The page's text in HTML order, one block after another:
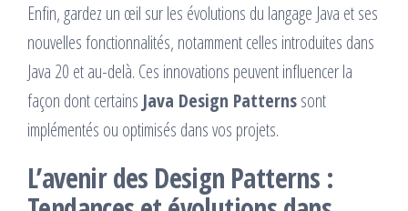
Enfin, gardez un œil sur les évolutions du langage Java et ses
nouvelles fonctionnalités, notamment celles introduites dans
Java 20 et au-delà. Ces innovations peuvent influencer la
façon dont certains Java Design Patternssont
implémentés ou optimisés dans vos projets.
L’avenir des Design Patterns :